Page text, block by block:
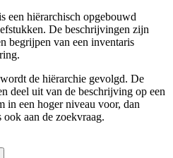
een hiërarchisch opgebouwd
De beschrijvingen zijn
begrijpen van een inventaris
de hiërarchie gevolgd. De
deel uit van de beschrijving op een
in een hoger niveau voor, dan
aan de zoekvraag.